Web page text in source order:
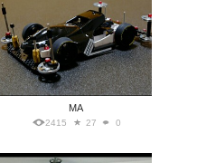
MA
2415 27 0